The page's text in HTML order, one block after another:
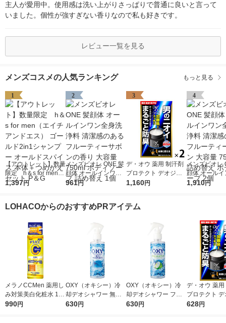
主人が愛用中。使用感は洗い上がりさっぱりで普通に良いと言って
いました。個性が強すぎない香りなので私も好きです。
レビュー一覧を見る
メンズコスメの人気ランキング もっと見る
1
【アウトレット】数量
限定 h＆s for men
（エイチアンドエス）
本体＋つめかえセット
1,397円
2
メンズビオレ ONE 髪
顔体 オールインワン
全身洗浄料 清潔感の
ml ボディソープ 詰め
961円
3
デ・オウ 薬用 制汗剤
プロテクト デオジャ
ム 全身用 男性用 加齢
1,160円
4
メンズビオレ
顔体 オールイ
全身洗浄料
1,910円
LOHACOからのおすすめPRアイテム
メラノCCMen 薬用し
み対策美白化粧水 170
ml ロート製薬
990円
OXY（オキシー）冷
却デオシャワー 無香
料 200ml 1個 ロート
630円
OXY（オキシー）冷
却デオシャワー フレ
ッシュアップルの香り
630円
デ・オウ 薬用
プロテクト
ム 全身用 男
628円